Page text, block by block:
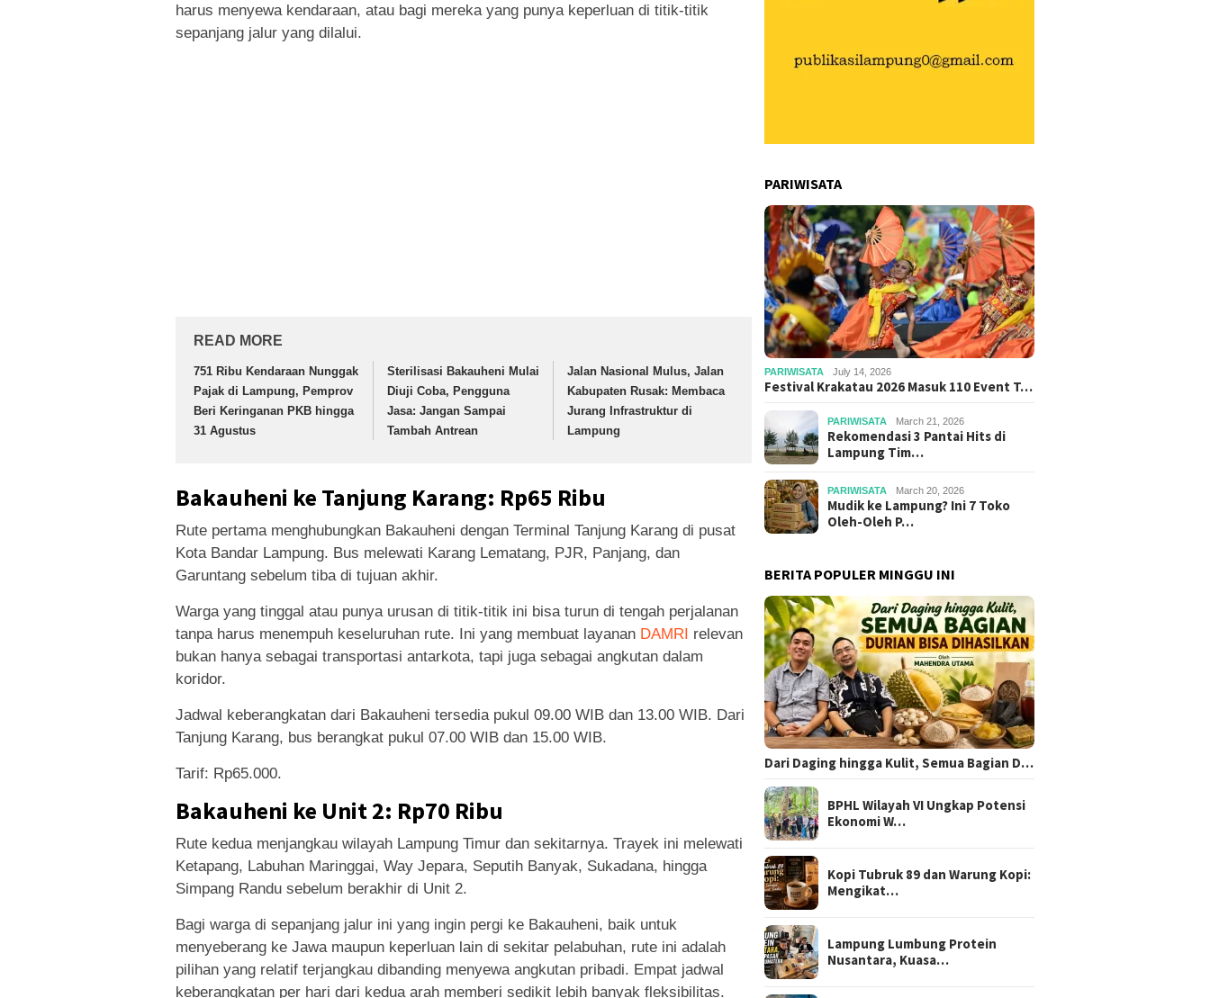
harus menyewa kendaraan, atau bagi mereka yang punya keperluan di titik-titik
sepanjang jalur yang dilalui.
READ MORE
751 Ribu Kendaraan Nunggak
Pajak di Lampung, Pemprov
Beri Keringanan PKB hingga
31 Agustus
Sterilisasi Bakauheni Mulai
Diuji Coba, Pengguna
Jasa: Jangan Sampai
Tambah Antrean
Jalan Nasional Mulus, Jalan
Kabupaten Rusak: Membaca
Jurang Infrastruktur di
Lampung
Bakauheni ke Tanjung Karang: Rp65 Ribu
Rute pertama menghubungkan Bakauheni dengan Terminal Tanjung Karang di pusat
Kota Bandar Lampung. Bus melewati Karang Lematang, PJR, Panjang, dan
Garuntang sebelum tiba di tujuan akhir.
Warga yang tinggal atau punya urusan di titik-titik ini bisa turun di tengah perjalanan
tanpa harus menempuh keseluruhan rute. Ini yang membuat layanan DAMRI relevan
bukan hanya sebagai transportasi antarkota, tapi juga sebagai angkutan dalam
koridor.
Jadwal keberangkatan dari Bakauheni tersedia pukul 09.00 WIB dan 13.00 WIB. Dari
Tanjung Karang, bus berangkat pukul 07.00 WIB dan 15.00 WIB.
Tarif: Rp65.000.
Bakauheni ke Unit 2: Rp70 Ribu
Rute kedua menjangkau wilayah Lampung Timur dan sekitarnya. Trayek ini melewati
Ketapang, Labuhan Maringgai, Way Jepara, Seputih Banyak, Sukadana, hingga
Simpang Randu sebelum berakhir di Unit 2.
Bagi warga di sepanjang jalur ini yang ingin pergi ke Bakauheni, baik untuk
menyeberang ke Jawa maupun keperluan lain di sekitar pelabuhan, rute ini adalah
pilihan yang relatif terjangkau dibanding menyewa angkutan pribadi. Empat jadwal
keberangkatan per hari dari kedua arah memberi sedikit lebih banyak fleksibilitas.
PARIWISATA
PARIWISATA July 14, 2026
Festival Krakatau 2026 Masuk 110 Event T…
PARIWISATA March 21, 2026
Rekomendasi 3 Pantai Hits di
Lampung Tim…
PARIWISATA March 20, 2026
Mudik ke Lampung? Ini 7 Toko
Oleh-Oleh P…
BERITA POPULER MINGGU INI
Dari Daging hingga Kulit, Semua Bagian D…
BPHL Wilayah VI Ungkap Potensi
Ekonomi W…
Kopi Tubruk 89 dan Warung Kopi:
Mengikat…
Lampung Lumbung Protein
Nusantara, Kuasa…